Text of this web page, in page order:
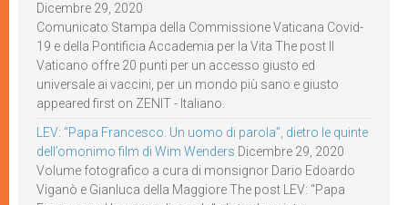
Dicembre 29, 2020
Comunicato Stampa della Commissione Vaticana Covid-
19 e della Pontificia Accademia per la Vita The post Il
Vaticano offre 20 punti per un accesso giusto ed
universale ai vaccini, per un mondo più sano e giusto
appeared first on ZENIT - Italiano.
LEV: “Papa Francesco. Un uomo di parola”, dietro le quinte
dell’omonimo film di Wim Wenders Dicembre 29, 2020
Volume fotografico a cura di monsignor Dario Edoardo
Viganò e Gianluca della Maggiore The post LEV: “Papa